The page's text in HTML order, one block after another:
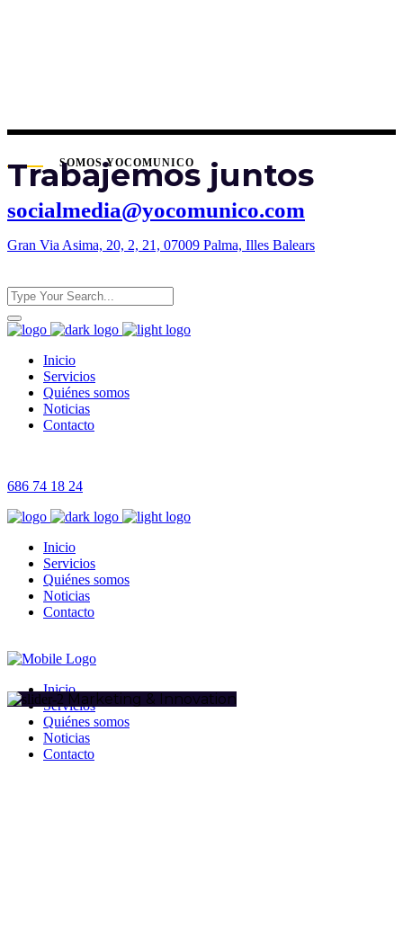
SOMOS YOCOMUNICO
Trabajemos juntos
socialmedia@yocomunico.com
Gran Via Asima, 20, 2, 21, 07009 Palma, Illes Balears
Inicio
Servicios
Quiénes somos
Noticias
Contacto
686 74 18 24
Inicio
Servicios
Quiénes somos
Noticias
Contacto
Inicio
Servicios
Quiénes somos
Noticias
Contacto
Marketing & Innovation